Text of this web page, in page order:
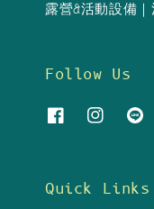
露營&活動設備
Follow Us
Quick Links